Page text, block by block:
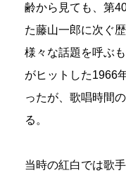
齢から見ても、第
た藤山一郎に次ぐ
様々な話題を呼ぶ
がヒットした1966
ったが、歌唱時間
る。
当時の紅白では歌